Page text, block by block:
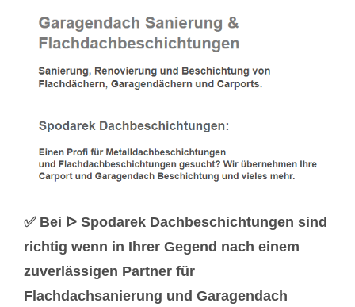
✅ Bei ᐅ Spodarek Dachbeschichtungen sind
richtig wenn in Ihrer Gegend nach einem
zuverlässigen Partner für
Flachdachsanierung und Garagendach